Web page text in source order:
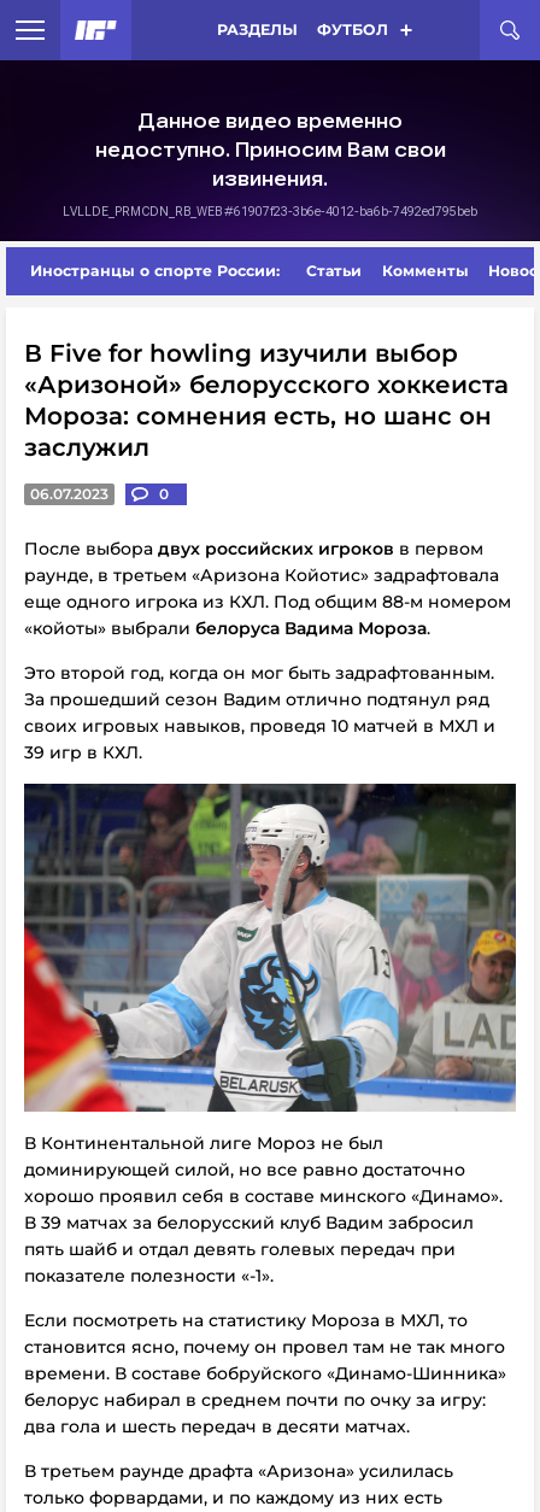
РАЗДЕЛЫ ФУТБОЛ
Иностранцы о спорте России: Статьи Комменты
В Five for howling изучили выбор
«Аризоной» белорусского хоккеиста
Мороза: сомнения есть, но шанс он
заслужил
06.07.2023 0
После выбора двух российских игроков в первом
раунде, в третьем «Аризона Койотис» задрафтовала
еще одного игрока из КХЛ. Под общим 88-м номером
«койоты» выбрали белоруса Вадима Мороза.
Это второй год, когда он мог быть задрафтованным.
За прошедший сезон Вадим отлично подтянул ряд
своих игровых навыков, проведя 10 матчей в МХЛ и
39 игр в КХЛ.
В Континентальной лиге Мороз не был
доминирующей силой, но все равно достаточно
хорошо проявил себя в составе минского «Динамо».
В 39 матчах за белорусский клуб Вадим забросил
пять шайб и отдал девять голевых передач при
показателе полезности «-1».
Если посмотреть на статистику Мороза в МХЛ, то
становится ясно, почему он провел там не так много
времени. В составе бобруйского «Динамо-Шинника»
белорус набирал в среднем почти по очку за игру:
два гола и шесть передач в десяти матчах.
В третьем раунде драфта «Аризона» усилилась
только форвардами, и по каждому из них есть